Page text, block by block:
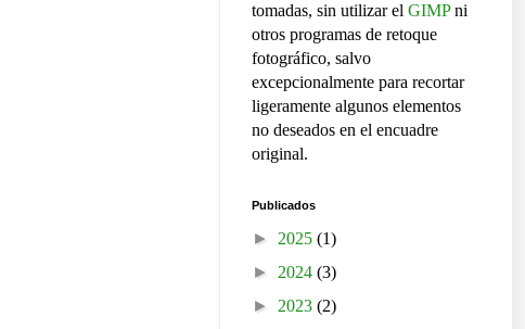
tomadas, sin utilizar el GIMPni
otros programas de retoque
fotográfico, salvo
excepcionalmente para recortar
ligeramente algunos elementos
no deseados en el encuadre
original.
Publicados
► 2025 (1)
► 2024 (3)
► 2023 (2)